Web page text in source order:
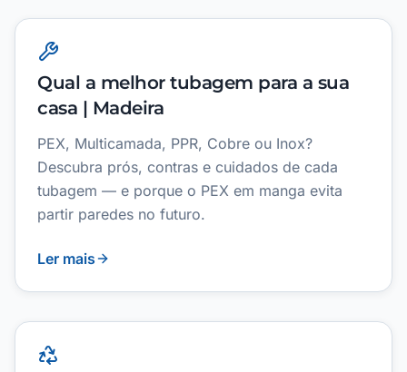
Qual a melhor tubagem para a sua
casa | Madeira
PEX, Multicamada, PPR, Cobre ou Inox?
Descubra prós, contras e cuidados de cada
tubagem — e porque o PEX em manga evita
partir paredes no futuro.
Ler mais